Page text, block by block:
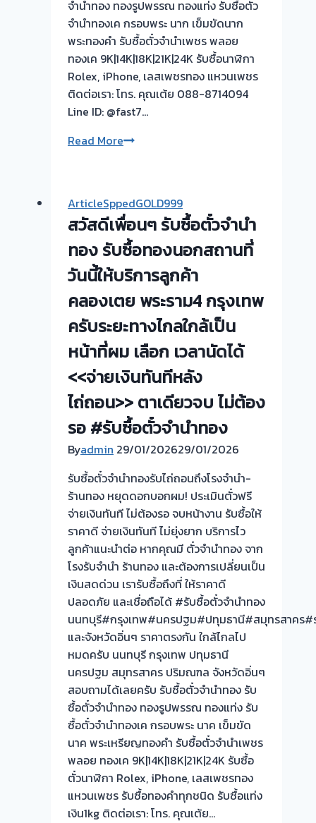
ต้อง
รอ
จบไว
📌
ผล
งาน
วัน
นี➡️รับ
ทอง
บางใหญ่
นนทบุรี
🇹🇭
รับ
ซื้อ
จำนำ
ทอง
ยินดี
บริการ
ประเมิน
หน้า
ตั๋ว
ฟรี
บางใหญ่
นนทบุรี
ครับ
จำนำทอง ทองรูปพรรณ ทองแท่ง รับซื้อตั๋ว
จำนำทองเค กรอบพระ นาก เข็มขัดนาก
พระทองคำ รับซื้อตั๋วจำนำเพชร พลอย
ทองเค 9K|14K|18K|21K|24K รับซื้อนาฬิกา
Rolex, iPhone, เลสเพชรทอง แหวนเพชร
ติดต่อเรา: โทร. คุณเต้ย 088-8714094
Line ID: @fast7…
Read Moreรับ
ทอง
|
รับ
ตั่ว
จำนำ
แค
ราย-
ติ
วาา
นนท์
นนทบุรี
ให้
ราคา
สูง
ArticleSppedGOLD999
สวัสดีเพื่อนๆ รับซื้อตั๋วจำนำ
ทอง รับซื้อทองนอกสถานที่
วันนี้ให้บริการลูกค้า
คลองเตย พระราม4 กรุงเทพ
ครับระยะทางไกลใกล้เป็น
หน้าที่ผม เลือก เวลานัดได้
<<จ่ายเงินทันทีหลัง
ไถ่ถอน>> ตาเดียวจบ ไม่ต้อง
รอ #รับซื้อตั๋วจำนำทอง
Byadmin 29/01/202629/01/2026
รับซื้อตั๋วจำนำทองรับไถ่ถอนถึงโรงจำนำ-
ร้านทอง หยุดดอกบอกผม! ประเมินตั๋วฟรี
จ่ายเงินทันที ไม่ต้องรอ จบหน้างาน รับซื้อให้
ราคาดี จ่ายเงินทันที ไม่ยุ่งยาก บริการไว
ลูกค้าแนะนำต่อ หากคุณมี ตั๋วจำนำทอง จาก
โรงรับจำนำ ร้านทอง และต้องการเปลี่ยนเป็น
เงินสดด่วน เรารับซื้อถึงที่ ให้ราคาดี
ปลอดภัย และเชื่อถือได้ #รับซื้อตั๋วจำนำทอง
นนทบุรี#กรุงเทพ#นครปฐม#ปทุมธานี#สมุทรสาคร#
และจังหวัดอิ่นๆ ราคาตรงกัน ใกล้ไกลไป
หมดครับ นนทบุรี กรุงเทพ ปทุมธานี
นครปฐม สมุทรสาคร ปริมณฑล จังหวัดอิ่นๆ
สอบถามได้เลยครับ รับซื้อตั๋วจำนำทอง รับ
ซื้อตั๋วจำนำทอง ทองรูปพรรณ ทองแท่ง รับ
ซื้อตั๋วจำนำทองเค กรอบพระ นาค เข็มขัด
นาค พระเหรียญทองคำ รับซื้อตั๋วจำนำเพชร
พลอย ทองเค 9K|14K|18K|21K|24K รับซื้อ
ตั๋วนาฬิกา Rolex, iPhone, เลสเพชรทอง
แหวนเพชร รับซื้อทองคำทุกชนิด รับซื้อแท่ง
เงิน1kg ติดต่อเรา: โทร. คุณเต้ย…